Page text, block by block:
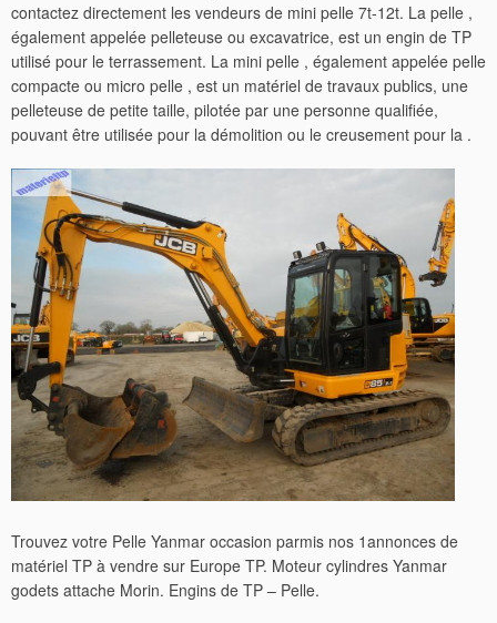
contactez directement les vendeurs de mini pelle 7t-12t. La pelle ,
également appelée pelleteuse ou excavatrice, est un engin de TP
utilisé pour le terrassement. La mini pelle , également appelée pelle
compacte ou micro pelle , est un matériel de travaux publics, une
pelleteuse de petite taille, pilotée par une personne qualifiée,
pouvant être utilisée pour la démolition ou le creusement pour la .
Trouvez votre Pelle Yanmar occasion parmis nos 1annonces de
matériel TP à vendre sur Europe TP. Moteur cylindres Yanmar
godets attache Morin. Engins de TP – Pelle.